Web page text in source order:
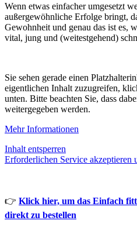
Wenn etwas einfacher umgesetzt
außergewöhnliche Erfolge bringt,
Gewohnheit und genau das ist es,
vital, jung und (weitestgehend)
Sie sehen gerade einen
eigentlichen Inhalt zuzugreifen,
unten. Bitte beachten Sie, dass
weitergegeben werden.
Mehr Informationen
Inhalt entsperren
Erforderlichen Service akzeptieren
👉 Klick hier, um das Einfach
direkt zu bestellen